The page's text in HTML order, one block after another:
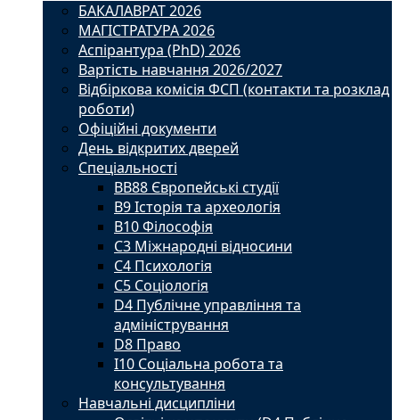
БАКАЛАВРАТ 2026
МАГІСТРАТУРА 2026
Аспірантура (PhD) 2026
Вартість навчання 2026/2027
Відбіркова комісія ФСП (контакти та розклад
роботи)
Офіційні документи
День відкритих дверей
Спеціальності
BВ88 Європейські студії
B9 Історія та археологія
B10 Філософія
C3 Міжнародні відносини
C4 Психологія
С5 Соціологія
D4 Публічне управління та
адміністрування
D8 Право
I10 Соціальна робота та
консультування
Навчальні дисципліни